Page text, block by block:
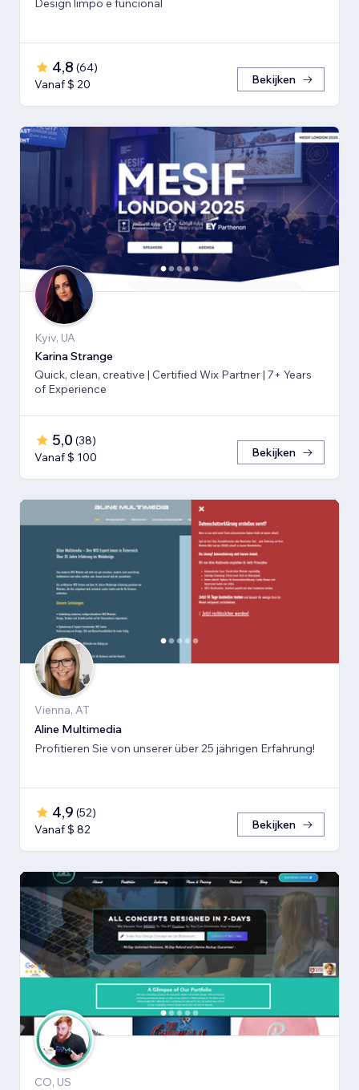
Design limpo e funcional
4,8 (64)
Vanaf $ 20
Bekijken
Kyiv, UA
Karina Strange
Quick, clean, creative | Certified Wix Partner | 7+ Years
of Experience
5,0 (38)
Vanaf $ 100
Bekijken
Vienna, AT
Aline Multimedia
Profitieren Sie von unserer über 25 jährigen Erfahrung!
4,9 (52)
Vanaf $ 82
Bekijken
CO, US